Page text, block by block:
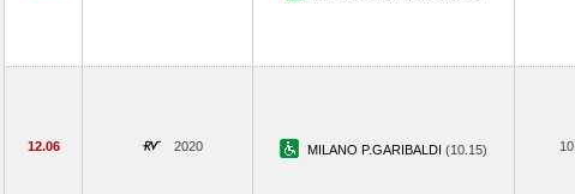
12.06 2020 MILANO P.GARIBALDI (10.15) 10